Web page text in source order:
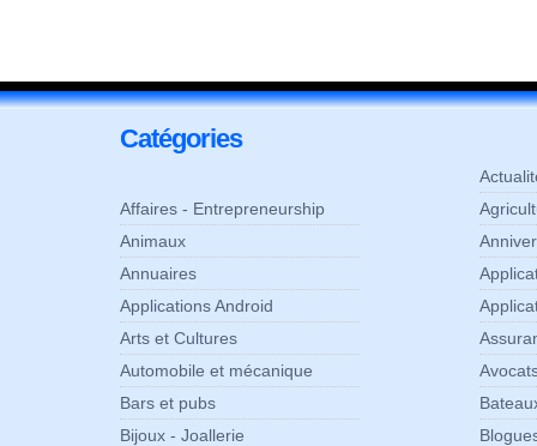
Catégories
Affaires - Entrepreneurship
Animaux
Annuaires
Applications Android
Arts et Cultures
Automobile et mécanique
Bars et pubs
Bijoux - Joallerie